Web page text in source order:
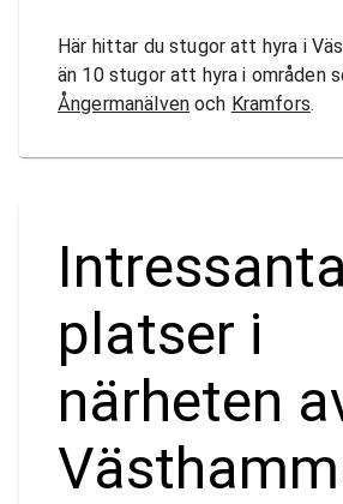
Här hittar du stugor att hyra i
än 10 stugor att hyra i områden
Ångermanälvenoch Kramfors.
Intressanta
platser i
närheten